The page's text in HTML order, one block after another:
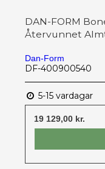
DAN-FORM
Återvunnet
Dan-Form
DF-400900540
5-15 vardagar
19 129,00 kr.